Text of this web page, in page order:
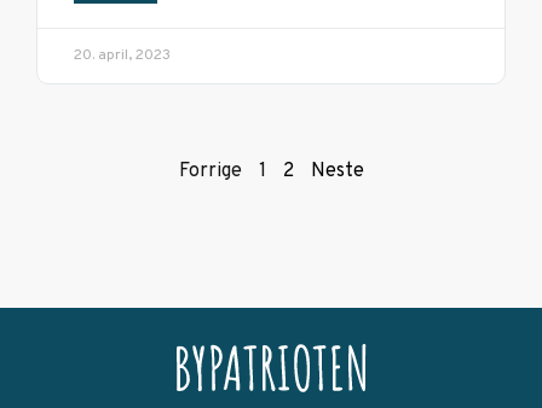
20. april, 2023
Forrige 1 2 Neste